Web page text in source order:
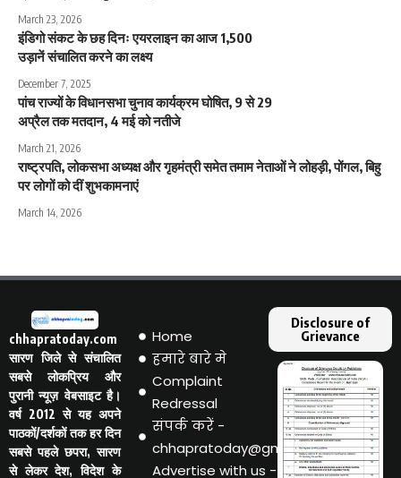
March 23, 2026
इंडिगो संकट के छह दिनः एयरलाइन का आज 1,500
उड़ानें संचालित करने का लक्ष्य
December 7, 2025
पांच राज्यों के विधानसभा चुनाव कार्यक्रम घोषित, 9 से 29
अप्रैल तक मतदान, 4 मई को नतीजे
March 21, 2026
राष्ट्रपति, लोकसभा अध्यक्ष और गृहमंत्री समेत तमाम नेताओं ने लोहड़ी, पोंगल, बिहु
पर लोगों को दीं शुभकामनाएं
March 14, 2026
chhapratoday.com
सारण जिले से संचालित
सबसे लोकप्रिय और
पुरानी न्यूज़ वेबसाइट है।
वर्ष 2012 से यह अपने
पाठकों/दर्शकों तक हर दिन
सबसे पहले छपरा, सारण
से लेकर देश, विदेश के
Home
हमारे बारे मे
Complaint
Redressal
संपर्क करें -
chhapratoday@gmail.com
Advertise with us -
Disclosure of
Grievance